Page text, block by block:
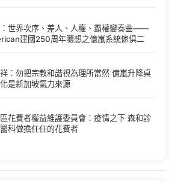
世界次序、差人、人權、霸權變奏曲——
建國250周年隨想之億嵐系統傢俱二
：勿把宗教和諧視為理所當然 億嵐升降桌
是新加坡氣力來源
花費者權益維護委員會：疫情之下 森和診
科做擔任任的花費者